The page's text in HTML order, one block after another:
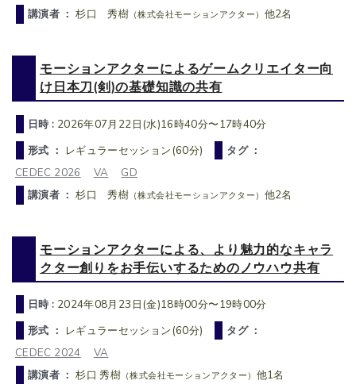
講演者 ：杉口 秀樹 （株式会社モーションアクター） 他2名
モーションアクターによるゲームクリエイター向
け日本刀(剣)の基礎知識の共有
日時 : 2026年07月22日(水)16時40分〜17時40分
形式 ： レギュラーセッション(60分)
タグ ：
CEDEC 2026
VA
GD
講演者 ：杉口 秀樹 （株式会社モーションアクター） 他2名
モーションアクターによる、より魅力的なキャラ
クター創りをお手伝いするためのノウハウ共有
日時 : 2024年08月23日(金)18時00分〜19時00分
形式 ： レギュラーセッション(60分)
タグ ：
CEDEC 2024
VA
講演者 ：杉口 秀樹 （株式会社モーションアクター） 他1名